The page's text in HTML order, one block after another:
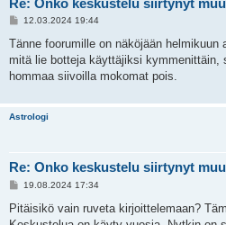
V
e
t
i
12.03.2024 19:44
Tänne foorumille on näköjään
mitä lie botteja käyttäjiksi kymmenittäin,
hommaa siivoilla mokomat pois.
Astrologi
Re: Onko keskustelu siirtynyt
V
e
19.08.2024 17:34
Pitäisikö vain ruveta kirjoittelemaan?